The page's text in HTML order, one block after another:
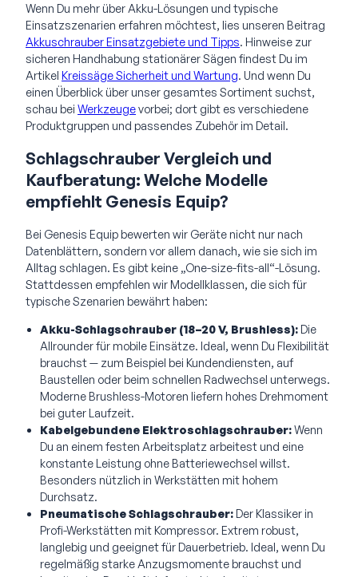
Wenn Du mehr über Akku-Lösungen und typische
Einsatzszenarien erfahren möchtest, lies unseren Beitrag
Akkuschrauber Einsatzgebiete und Tipps. Hinweise zur
sicheren Handhabung stationärer Sägen findest Du im
Artikel Kreissäge Sicherheit und Wartung. Und wenn Du
einen Überblick über unser gesamtes Sortiment suchst,
schau bei Werkzeugevorbei; dort gibt es verschiedene
Produktgruppen und passendes Zubehör im Detail.
Schlagschrauber Vergleich und
Kaufberatung: Welche Modelle
empfiehlt Genesis Equip?
Bei Genesis Equip bewerten wir Geräte nicht nur nach
Datenblättern, sondern vor allem danach, wie sie sich im
Alltag schlagen. Es gibt keine „One-size-fits-all“-Lösung.
Stattdessen empfehlen wir Modellklassen, die sich für
typische Szenarien bewährt haben:
Akku-Schlagschrauber (18–20 V, Brushless): Die
Allrounder für mobile Einsätze. Ideal, wenn Du Flexibilität
brauchst — zum Beispiel bei Kundendiensten, auf
Baustellen oder beim schnellen Radwechsel unterwegs.
Moderne Brushless-Motoren liefern hohes Drehmoment
bei guter Laufzeit.
Kabelgebundene Elektroschlagschrauber:Wenn
Du an einem festen Arbeitsplatz arbeitest und eine
konstante Leistung ohne Batteriewechsel willst.
Besonders nützlich in Werkstätten mit hohem
Durchsatz.
Pneumatische Schlagschrauber: Der Klassiker in
Profi-Werkstätten mit Kompressor. Extrem robust,
langlebig und geeignet für Dauerbetrieb. Ideal, wenn Du
regelmäßig starke Anzugsmomente brauchst und